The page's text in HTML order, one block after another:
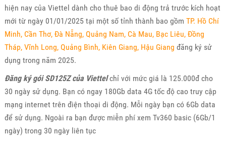
hiện nay của Viettel dành cho thuê bao di động trả trước kích hoạt
mới từ ngày 01/01/2025 tại một số tỉnh thành bao gồm TP. Hồ Chí
Minh, Cần Thơ, Đà Nẵng, Quảng Nam, Cà Mau, Bạc Liêu, Đồng
Tháp, Vĩnh Long, Quảng Bình, Kiên Giang, Hậu Giang đăng ký sử
dụng trong năm 2025.
Đăng ký gói SD125Z của Viettelchỉ với mức giá là 125.000đ cho
30 ngày sử dụng. Bạn có ngay 180Gb data 4G tốc độ cao truy cập
mạng internet trên điện thoại di động. Mỗi ngày bạn có 6Gb data
để sử dụng. Ngoài ra bạn được miễn phí xem Tv360 basic (6Gb/1
ngày) trong 30 ngày liên tục